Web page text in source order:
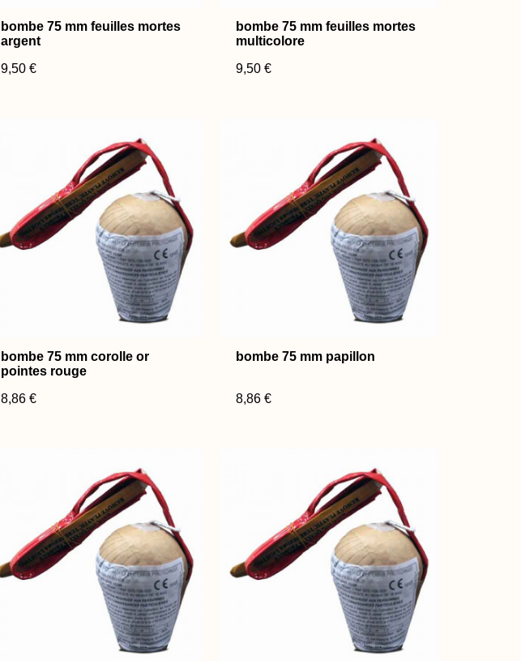
bombe 75 mm feuilles mortes
argent
9,50 €
bombe 75 mm feuilles mortes
multicolore
9,50 €
bombe 75 mm corolle or
pointes rouge
8,86 €
bombe 75 mm papillon
8,86 €